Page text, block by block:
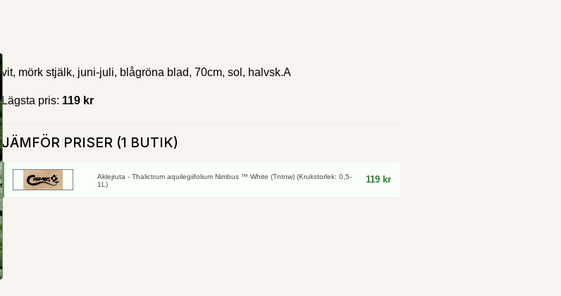
vit, mörk stjälk, juni-juli, blågröna blad, 70cm, sol, halvsk.A
Lägsta pris: 119 kr
JÄMFÖR PRISER (1 BUTIK)
Aklejruta - Thalictrum aquilegiifolium Nimbus ™ White (Tntnw) (Krukstorlek: 0,5-
1L)
119 kr